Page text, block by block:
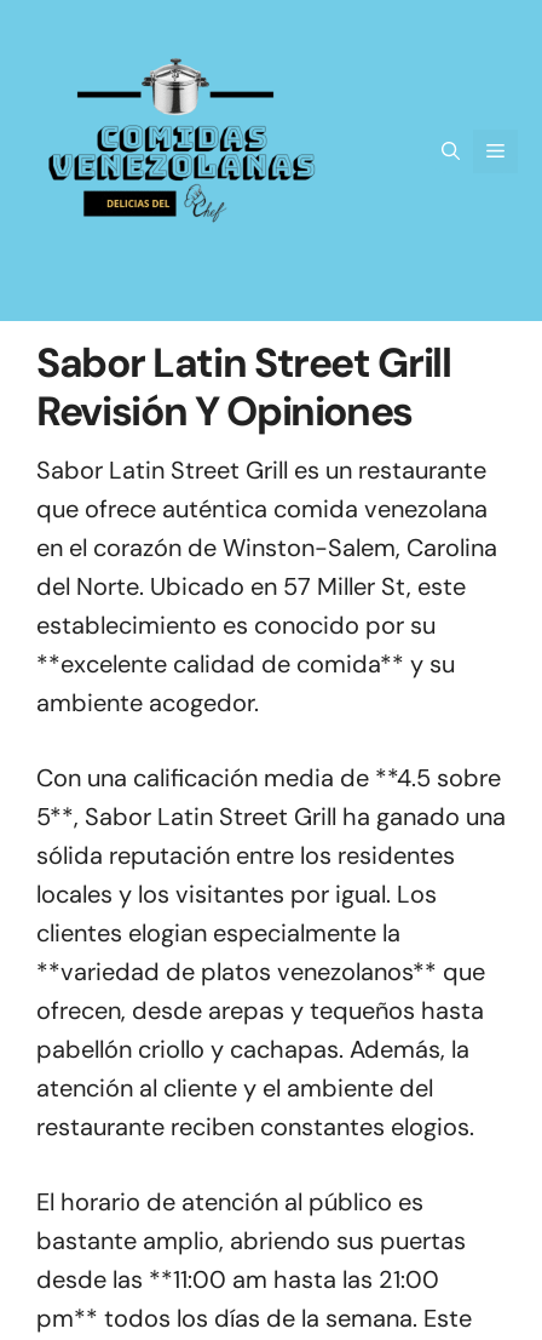
contenido
Sabor Latin Street Grill
Revisión Y Opiniones
Sabor Latin Street Grill es un restaurante
que ofrece auténtica comida venezolana
en el corazón de Winston-Salem, Carolina
del Norte. Ubicado en 57 Miller St, este
establecimiento es conocido por su
**excelente calidad de comida** y su
ambiente acogedor.
Con una calificación media de **4.5 sobre
5**, Sabor Latin Street Grill ha ganado una
sólida reputación entre los residentes
locales y los visitantes por igual. Los
clientes elogian especialmente la
**variedad de platos venezolanos** que
ofrecen, desde arepas y tequeños hasta
pabellón criollo y cachapas. Además, la
atención al cliente y el ambiente del
restaurante reciben constantes elogios.
El horario de atención al público es
bastante amplio, abriendo sus puertas
desde las **11:00 am hasta las 21:00
pm** todos los días de la semana. Este